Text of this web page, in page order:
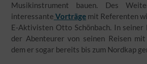
Musikinstrument bauen. Des
interessante Vorträge mit Referenten
E-Aktivisten Otto Schönbach. In
der Abenteurer von seinen Reisen
dem er sogar bereits bis zum Nordkap